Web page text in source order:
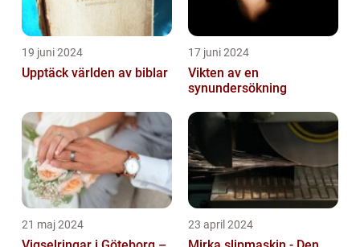
19 juni 2024
Upptäck världen av biblar
17 juni 2024
Vikten av en
synundersökning
21 maj 2024 23 april 2024